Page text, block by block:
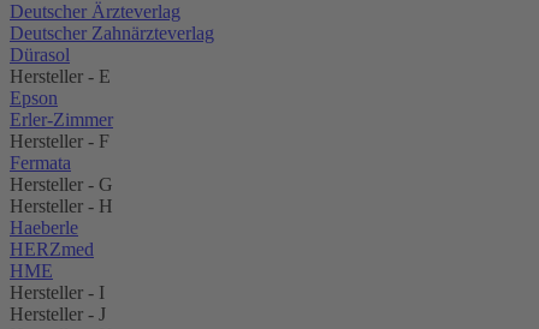
Deutscher Ärzteverlag
Deutscher Zahnärzteverlag
Dürasol
Hersteller - E
Epson
Erler-Zimmer
Hersteller - F
Fermata
Hersteller - G
Hersteller - H
Haeberle
HERZmed
HME
Hersteller - I
Hersteller - J